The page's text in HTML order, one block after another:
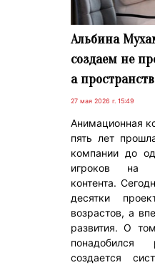
Альбина
создаем не
а
27 мая 2026 г. 15:49
Анимационная
пять лет
компании до
игроков на
контента.
десятки
возрастов, а
развития. О
понадобился
создается